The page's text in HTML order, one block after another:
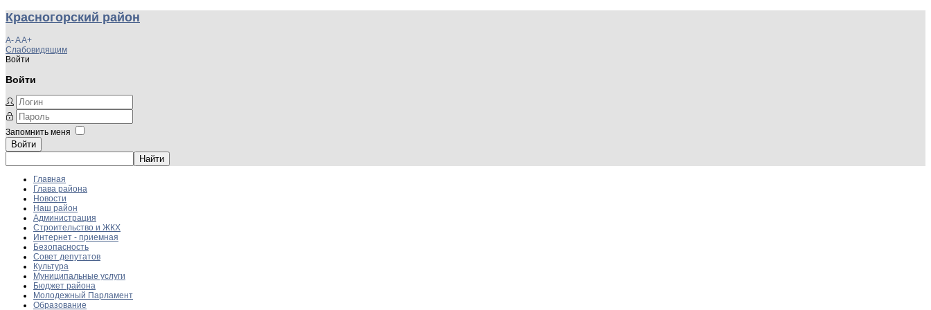
Красногорский район
A-AA+
Слабовидящим
Войти
Войти
Запомнить меня
Войти
Главная
Глава района
Новости
Наш район
Администрация
Строительство и ЖКХ
Интернет - приемная
Безопасность
Совет депутатов
Культура
Муниципальные услуги
Бюджет района
Молодежный Парламент
Образование